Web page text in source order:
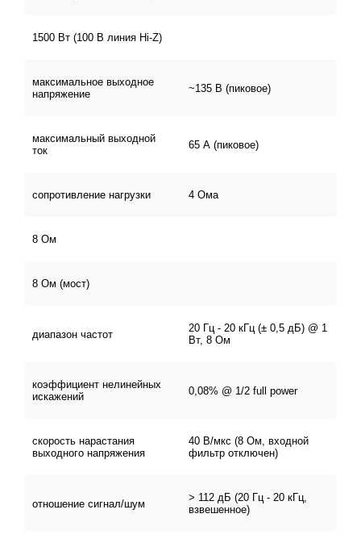
1500 Вт (100 В линия Hi-Z)
максимальное выходное
напряжение
~135 В (пиковое)
максимальный выходной
ток
65 А (пиковое)
сопротивление нагрузки 4 Ома
8 Ом
8 Ом (мост)
диапазон частот
20 Гц - 20 кГц (± 0,5 дБ) @ 1
Вт, 8 Ом
коэффициент нелинейных
искажений
0,08% @ 1/2 full power
скорость нарастания
выходного напряжения
40 В/мкс (8 Ом, входной
фильтр отключен)
отношение сигнал/шум
> 112 дБ (20 Гц - 20 кГц,
взвешенное)